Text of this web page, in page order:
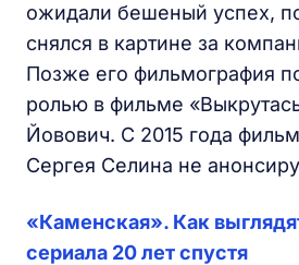
ожидали бешеный успех,
снялся в картине за
Позже его фильмография
ролью в фильме
Йовович. С 2015 года
Сергея Селина не
«Каменская». Как
сериала 20 лет спустя